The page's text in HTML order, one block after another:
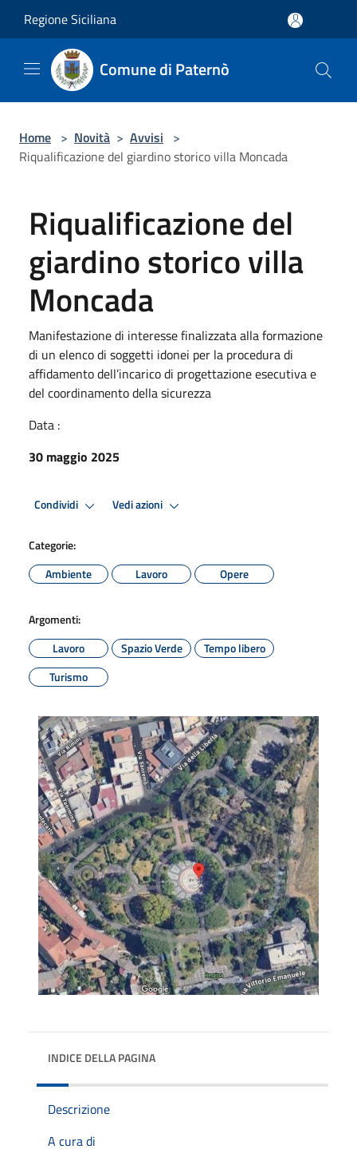
Regione Siciliana
Comune di Paternò
Home > Novità > Avvisi >
Riqualificazione del giardino storico villa Moncada
Riqualificazione del
giardino storico villa
Moncada
Manifestazione di interesse finalizzata alla formazione
di un elenco di soggetti idonei per la procedura di
affidamento dell’incarico di progettazione esecutiva e
del coordinamento della sicurezza
Data :
30 maggio 2025
Condividi Vedi azioni
Categorie:
Ambiente
Lavoro Opere
Argomenti:
Lavoro
Spazio Verde
Tempo libero
Turismo
INDICE DELLA PAGINA
Descrizione
A cura di